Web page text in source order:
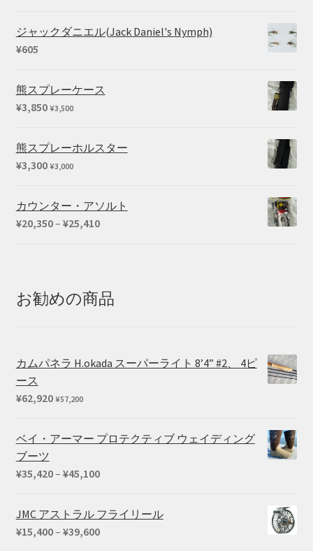
ジャックダニエル(Jack Daniel's Nymph)
¥605
熊スプレーケース
¥3,850 ¥3,500
熊スプレーホルスター
¥3,300 ¥3,000
カウンター・アソルト
¥20,350– ¥25,410価
–
¥25,410
お勧めの商品
カムパネラ H.okada スーパーライト 8’4” #2、 4ピ
ース
¥62,920 ¥57,200
ベイ・アーマー プロテクティブ ウェイディング
ブーツ
¥35,420– ¥45,100価
帯:
¥35,420
JMC アストラル フライリール
¥15,400– ¥39,600価